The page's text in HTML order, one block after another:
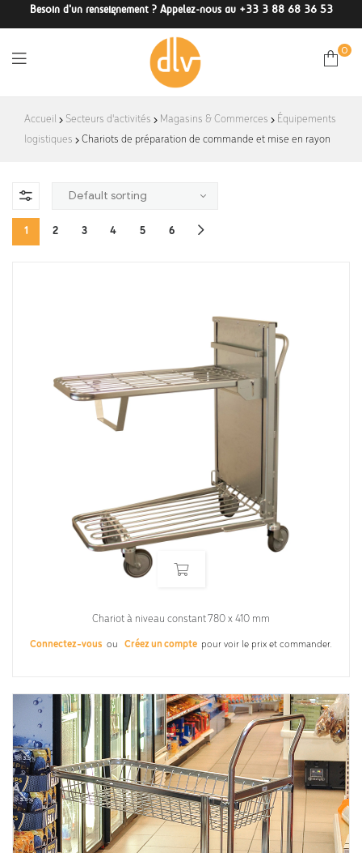
Besoin d'un renseignement ? Appelez-nous au +33 3 88 68 36 53
DLV-
France
0
Accueil Secteurs d'activités Magasins & Commerces
Équipements
logistiques
Chariots de préparation de commande et mise en rayon
1 2 3 4 5 6
Chariot à niveau constant 780 x 410 mm
Connectez-vous ou Créez un compte pour voir le prix et commander.